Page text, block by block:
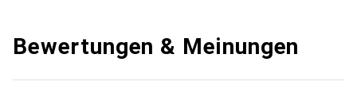
Bewertungen & Meinungen